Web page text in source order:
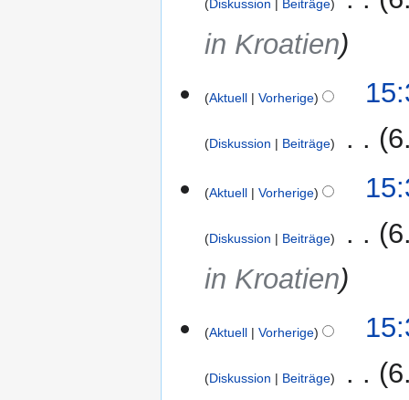
Diskussion Beiträge
in Kroatien
Aktuell Vorherige
Diskussion Beiträge
Aktuell Vorherige
Diskussion Beiträge
in Kroatien
Aktuell Vorherige
Diskussion Beiträge